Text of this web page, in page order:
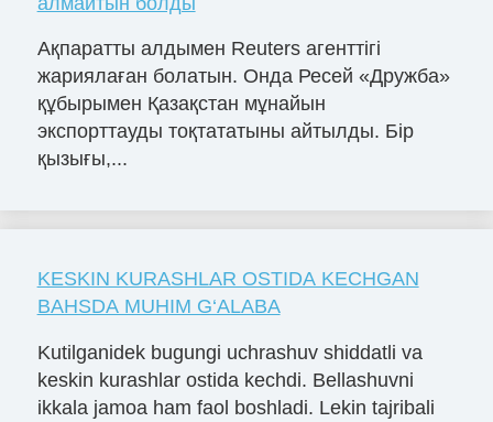
Ақпаратты алдымен Reuters агенттігі
жариялаған болатын. Онда Ресей «Дружба»
құбырымен Қазақстан мұнайын
экспорттауды тоқтататыны айтылды. Бір
қызығы,...
KESKIN KURASHLAR OSTIDA KECHGAN
BAHSDA MUHIM G‘ALABA
Kutilganidek bugungi uchrashuv shiddatli va
keskin kurashlar ostida kechdi. Bellashuvni
ikkala jamoa ham faol boshladi. Lekin tajribali